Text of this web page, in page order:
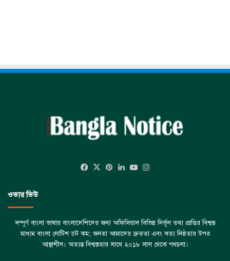
Facebook
X Pinterest
LinkedInYouTube
ওভার ভিউ
সম্পূর্ণ বাংলা ভাষায় বাংলাদেশিদের জন্য অফিসিয়াল বিভিন্ন নির্ভূল তথ্য প্রাপ্তির বিশ্বস্ত
মাধ্যম বাংলা নোটিশ ডট কম; জনতা আমাদের দ্রুততা এবং সত্য নিষ্ঠতার উপর
আস্থাশীল। অত্যন্ত বিশ্বস্ততার সাথে ২০১৮ সাল থেকে পথচলা।